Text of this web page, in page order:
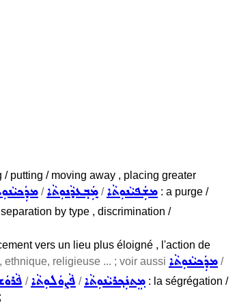
putting / moving away , placing greater
/ܡܲܒ݂ܥܕܵܢܘܼܬܵܐ /ܡܫܲܦܝܵܢܘܼܬܵܐ : a purge /
by type , discrimination /
vers un lieu plus éloigné , l'action de
ethnique, religieuse ... ; voir aussi ܡܕܲܟܝܵܢܘܼܬܵܐ /
/ܦܵܨܘܿܠܘܼܬܵܐ /ܡܸܬܢܲܟ݂ܪܝܵܢܘܼܬܵܐ : la ségrégation /